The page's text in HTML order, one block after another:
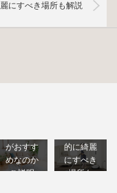
にすべき場所も解説
がおすす
めなのか
ご説明
的に綺麗
にすべき
場所も